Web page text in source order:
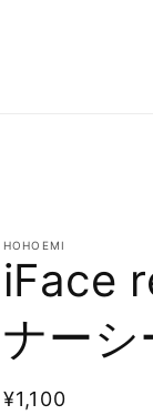
HOHOEMI
iFace
ナー
通
¥1,100